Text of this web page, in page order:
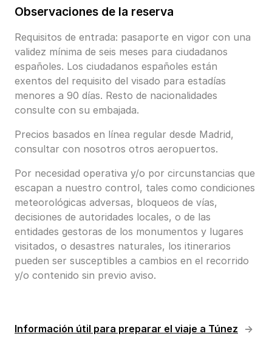
Observaciones de la reserva
Requisitos de entrada: pasaporte en vigor con una
validez mínima de seis meses para ciudadanos
españoles. Los ciudadanos españoles están
exentos del requisito del visado para estadías
menores a 90 días. Resto de nacionalidades
consulte con su embajada.
Precios basados en línea regular desde Madrid,
consultar con nosotros otros aeropuertos.
Por necesidad operativa y/o por circunstancias que
escapan a nuestro control, tales como condiciones
meteorológicas adversas, bloqueos de vías,
decisiones de autoridades locales, o de las
entidades gestoras de los monumentos y lugares
visitados, o desastres naturales, los itinerarios
pueden ser susceptibles a cambios en el recorrido
y/o contenido sin previo aviso.
Información útil para preparar el viaje a Túnez